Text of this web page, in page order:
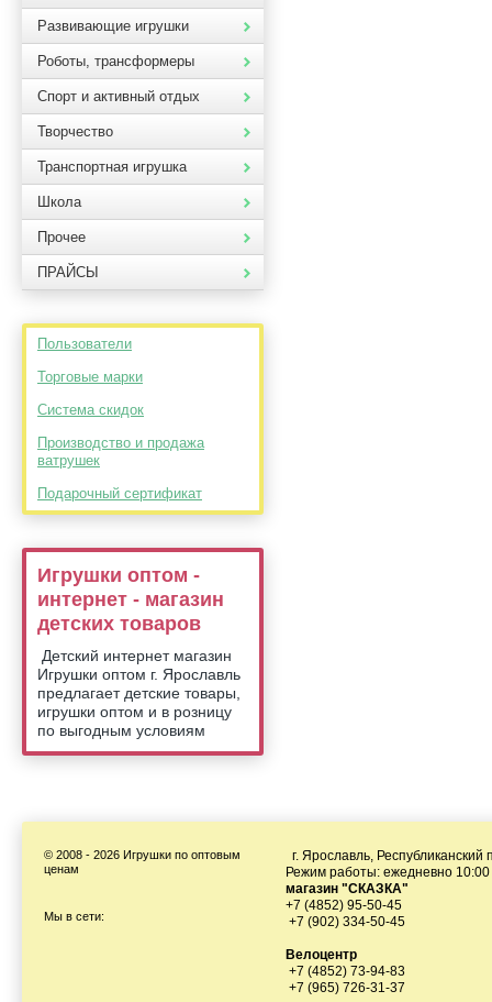
Развивающие игрушки
Роботы, трансформеры
Спорт и активный отдых
Творчество
Транспортная игрушка
Школа
Прочее
ПРАЙСЫ
Пользователи
Торговые марки
Система скидок
Производство и продажа
ватрушек
Подарочный сертификат
Игрушки оптом -
интернет - магазин
детских товаров
Детский интернет магазин
Игрушки оптом г. Ярославль
предлагает детские товары,
игрушки оптом и в розницу
по выгодным условиям
© 2008 - 2026 Игрушки по оптовым
ценам
Мы в сети:
г. Ярославль, Республиканский
Режим работы: ежедневно 10:00
магазин "СКАЗКА"
+7 (4852) 95-50-45
+7 (902) 334-50-45
Велоцентр
+7 (4852) 73-94-83
+7 (965) 726-31-37